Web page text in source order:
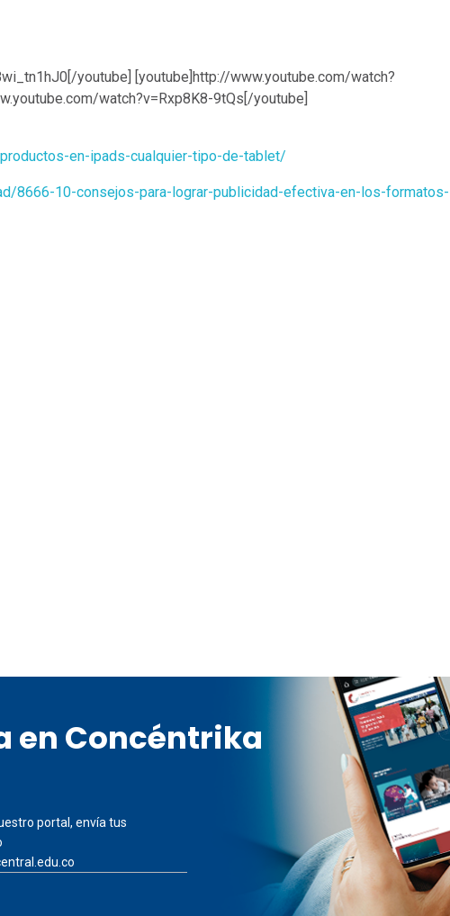
youtube] [youtube]http://www.youtube.com/watch?
watch?v=Rxp8K8-9tQs[/youtube]
en-ipads-cualquier-tipo-de-tablet/
8666-10-consejos-para-lograr-publicidad-efectiva-en-los-formatos-
en Concéntrika
portal, envía tus